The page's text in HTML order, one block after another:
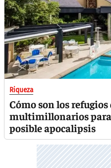
Riqueza
Cómo son los refugios
multimillonarios
posible apocalipsis